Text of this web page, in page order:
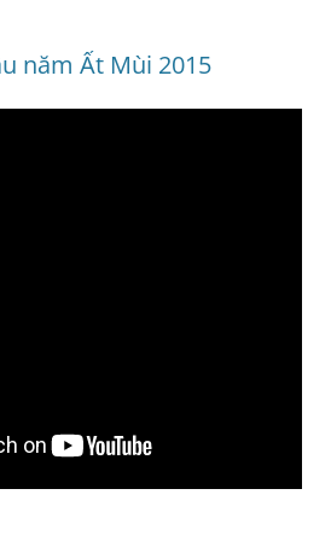
năm Ất Mùi 2015